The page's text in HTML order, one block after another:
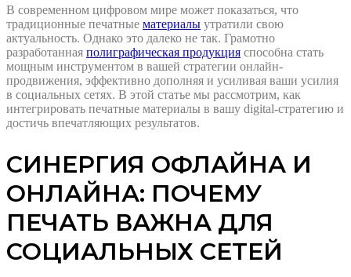
В современном цифровом мире может показаться, что
традиционные печатные материалы утратили свою
актуальность. Однако это далеко не так. Грамотно
разработанная полиграфическая продукция способна стать
мощным инструментом в вашей стратегии онлайн-
продвижения, эффективно дополняя и усиливая ваши усилия
в социальных сетях. В этой статье мы рассмотрим, как
интегрировать печатные материалы в вашу digital-стратегию и
достичь впечатляющих результатов.
СИНЕРГИЯ ОФЛАЙНА И
ОНЛАЙНА: ПОЧЕМУ
ПЕЧАТЬ ВАЖНА ДЛЯ
СОЦИАЛЬНЫХ СЕТЕЙ